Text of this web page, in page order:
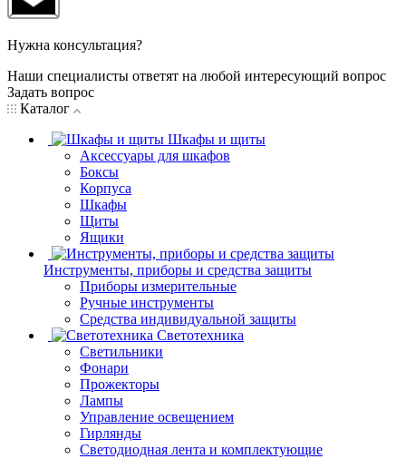
Нужна консультация?
Наши специалисты ответят на любой интересующий вопрос
Задать вопрос
Каталог
Шкафы и щиты
Аксессуары для шкафов
Боксы
Корпуса
Шкафы
Щиты
Ящики
Инструменты, приборы и средства защиты
Приборы измерительные
Ручные инструменты
Средства индивидуальной защиты
Светотехника
Светильники
Фонари
Прожекторы
Лампы
Управление освещением
Гирлянды
Светодиодная лента и комплектующие